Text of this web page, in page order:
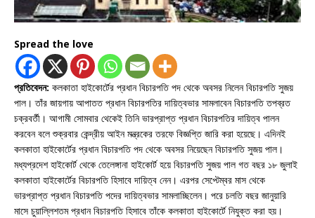
Spread the love
প্রতিবেদন: কলকাতা হাইকোর্টের প্রধান বিচারপতি পদ থেকে অবসর নিলেন বিচারপতি সুজয়
পাল। তাঁর জায়গায় আপাতত প্রধান বিচারপতির দায়িত্বভার সামলাবেন বিচারপতি তপব্রত
চক্রবর্তী। আগামী সোমবার থেকেই তিনি ভারপ্রাপ্ত প্রধান বিচারপতির দায়িত্ব পালন
করবেন বলে শুক্রবার কেন্দ্রীয় আইন মন্ত্রকের তরফে বিজ্ঞপ্তি জারি করা হয়েছে। এদিনই
কলকাতা হাইকোর্টের প্রধান বিচারপতি পদ থেকে অবসর নিয়েছেন বিচারপতি সুজয় পাল।
মধ্যপ্রদেশ হাইকোর্ট থেকে তেলেঙ্গানা হাইকোর্ট হয়ে বিচারপতি সুজয় পাল গত বছর ১৮ জুলাই
কলকাতা হাইকোর্টের বিচারপতি হিসাবে দায়িত্ব নেন। এরপর সেপ্টেম্বর মাস থেকে
ভারপ্রাপ্ত প্রধান বিচারপতি পদের দায়িত্বভার সামলাচ্ছিলেন। পরে চলতি বছর জানুয়ারি
মাসে চুয়াল্লিশতম প্রধান বিচারপতি হিসাবে তাঁকে কলকাতা হাইকোর্টে নিযুক্ত করা হয়।